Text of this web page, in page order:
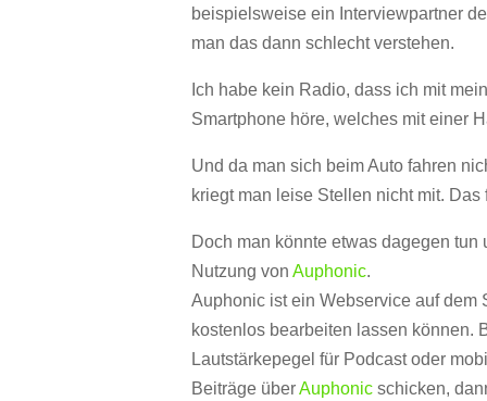
beispielsweise ein Interviewpartner
man das dann schlecht verstehen.
Ich habe kein Radio, dass ich mit
Smartphone höre, welches mit einer
Und da man sich beim Auto fahren
kriegt man leise Stellen nicht mit.
Doch man könnte etwas dagegen
Nutzung vonAuphonic.
Auphonic ist ein Webservice auf dem
kostenlos bearbeiten lassen können.
Lautstärkepegel für Podcast oder
Beiträge überAuphonic schicken,